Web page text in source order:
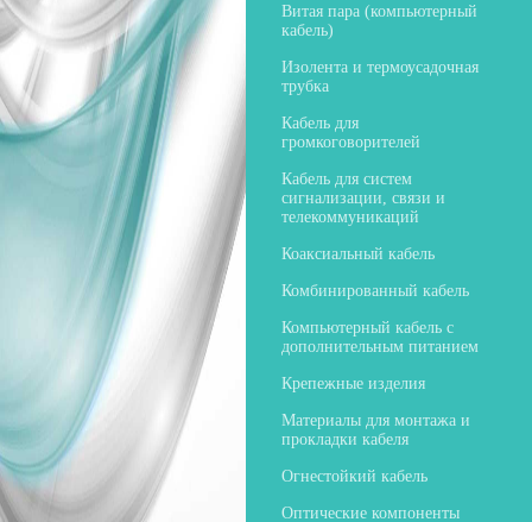
Витая пара (компьютерный
кабель)
Изолента и термоусадочная
трубка
Кабель для
громкоговорителей
Кабель для систем
сигнализации, связи и
телекоммуникаций
Коаксиальный кабель
Комбинированный кабель
Компьютерный кабель с
дополнительным питанием
Крепежные изделия
Материалы для монтажа и
прокладки кабеля
Огнестойкий кабель
Оптические компоненты